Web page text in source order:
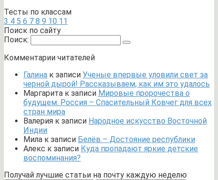
Тесты по классам
3 4 5 6 7 8 9 10 11
Поиск по сайту
Поиск:
Комментарии читателей
Галина к записи Ученые впервые уловили свет за
черной дырой! Рассказываем, как им это удалось
Маргарита к записи Мировые пророчества о
будущем: Россия – Спасительный Ковчег для всех
стран мира
Валерия к записи Народное искусство Восточной
Индии
Мила к записи Белёв – Достояние республики
Алекс к записи Куда пропадают яркие детские
воспоминания?
Получай лучшие статьи на почту каждую неделю